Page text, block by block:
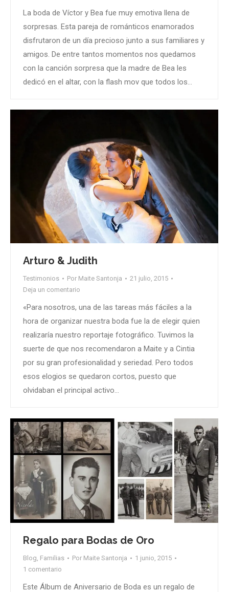
La boda de Víctor y Bea fue muy emotiva llena de
sorpresas. Esta pareja de románticos enamorados
disfrutaron de un día precioso junto a sus familiares y
amigos. De entre tantos momentos nos quedamos
con la canción sorpresa que la madre de Bea les
dedicó en el altar, con la flash mov que todos los…
Arturo & Judith
Testimonios Por Maite Santonja
21 julio, 2015
Deja un comentario
«Para nosotros, una de las tareas más fáciles a la
hora de organizar nuestra boda fue la de elegir quien
realizaría nuestro reportaje fotográfico. Tuvimos la
suerte de que nos recomendaron a Maite y a Cintia
por su gran profesionalidad y seriedad. Pero todos
esos elogios se quedaron cortos, puesto que
olvidaban el principal activo…
Regalo para Bodas de Oro
Blog Familias Por Maite Santonja
1 junio, 2015
1 comentario
Este Álbum de Aniversario de Boda es un regalo de